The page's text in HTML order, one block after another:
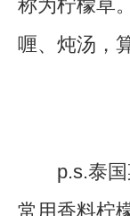
称为柠檬草
喱、炖汤，
p.s.泰国
常用香料柠